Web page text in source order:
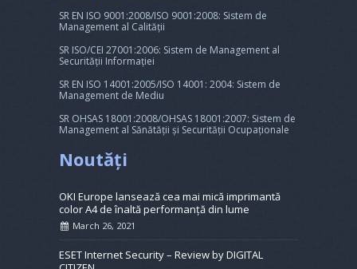
SR EN ISO 9001:2008/ISO 9001:2008: Sistem de
Management al Calității
SR ISO/CEI 27001:2006: Sistem de Management al
Securității Informației
SR EN ISO 14001:2005/ISO 14001: 2004: Sistem de
Management de Mediu
SR OHSAS 18001:2008/OHSAS 18001:2007: Sistem de
Management al Sănătății și Securității Ocupaționale
Noutăți
OKI Europe lansează cea mai mică imprimantă
color A4 de înaltă performanță din lume
March 26, 2021
ESET Internet Security – Review by DIGITAL